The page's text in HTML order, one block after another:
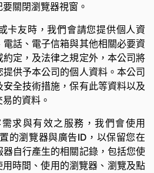
關閉瀏覽器視窗。
卡友時，我們會請您提供個人資
話、電子信箱與其他相關必要資
定，及法律之規定外，本公司將
供予本公司的個人資料。本公司
全技術措施，保有此等資料以及
的資料。
求與有效之服務，我們會使用
的瀏覽器與廣告ID，以保留您在
自行產生的相關記錄，包括您使
時間、使用的瀏覽器、瀏覽及點